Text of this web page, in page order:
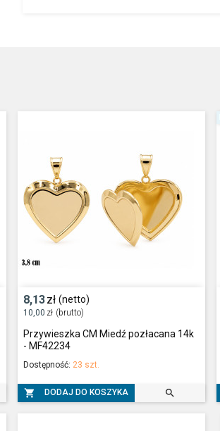
8,13zł (netto)
10,00 zł (brutto)
Przywieszka CM Miedź pozłacana 14k
- MF42234
Dostępność: 23 szt.
 DODAJ DO KOSZYKA 